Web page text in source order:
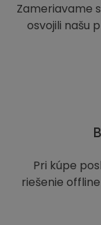
Zameriavame
osvojili našu
Pri kúpe
riešenie